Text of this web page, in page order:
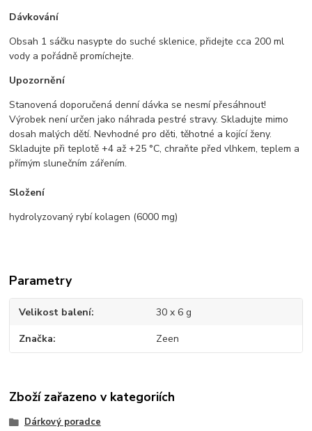
Dávkování
Obsah 1 sáčku nasypte do suché sklenice, přidejte cca 200 ml
vody a pořádně promíchejte.
Upozornění
Stanovená doporučená denní dávka se nesmí přesáhnout!
Výrobek není určen jako náhrada pestré stravy. Skladujte mimo
dosah malých dětí. Nevhodné pro děti, těhotné a kojící ženy.
Skladujte při teplotě +4 až +25 °C, chraňte před vlhkem, teplem a
přímým slunečním zářením.
Složení
hydrolyzovaný rybí kolagen (6000 mg)
Parametry
Velikost balení 30 x 6 g
Značka Zeen
Zboží zařazeno v kategoriích
Dárkový poradce